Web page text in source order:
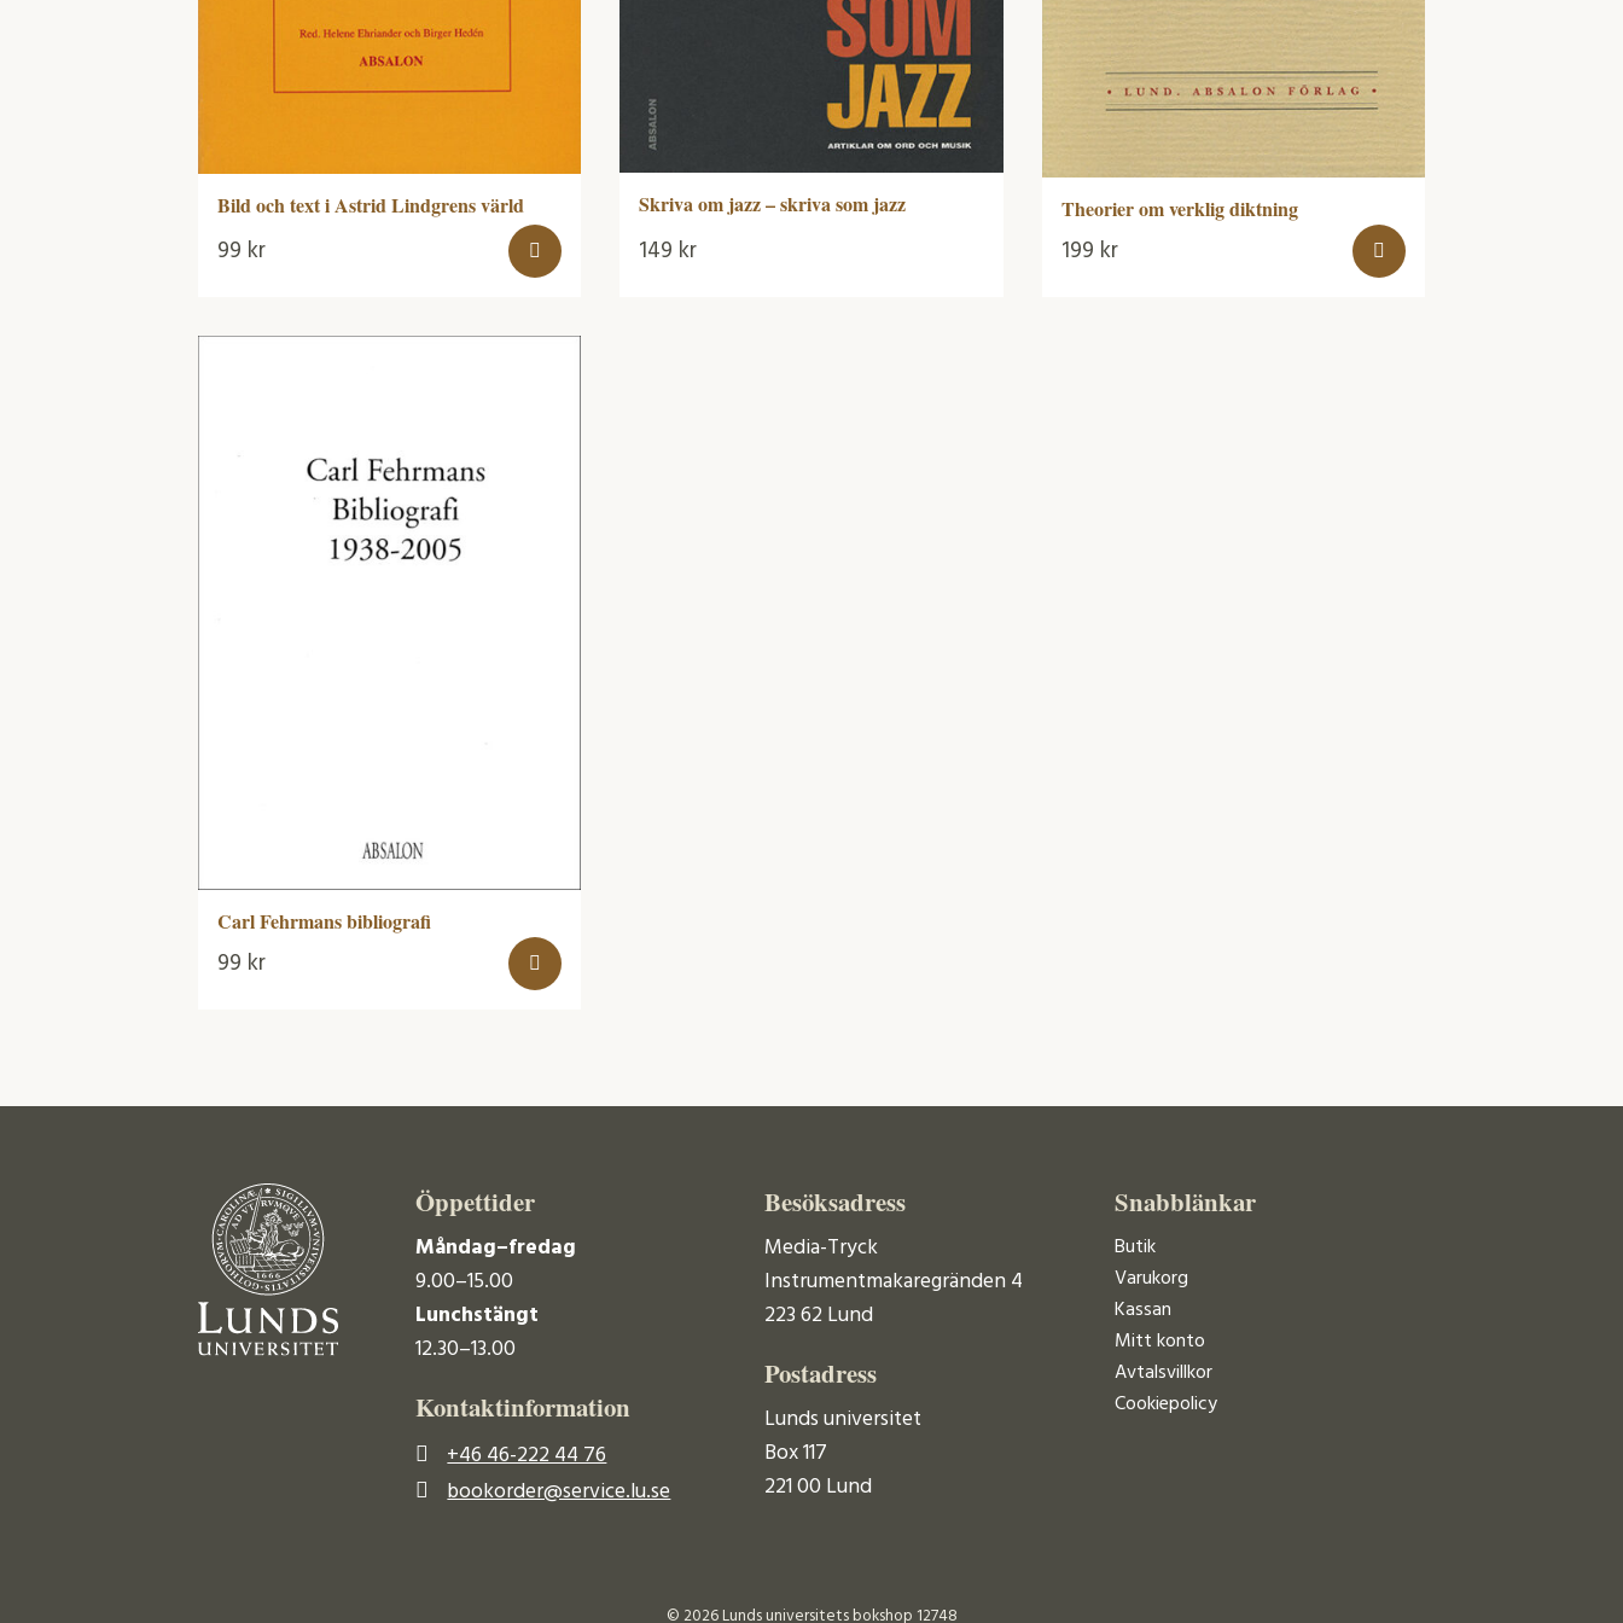
Bild och text i Astrid Lindgrens värld
99 kr
Skriva om jazz – skriva som jazz
149 kr
Theorier om verklig diktning
199 kr
Carl Fehrmans bibliografi
99 kr
Öppettider
Måndag–fredag
9.00–15.00
Lunchstängt
12.30–13.00
Kontaktinformation
+46 46-222 44 76
bookorder@service.lu.se
Besöksadress
Media-Tryck
Instrumentmakaregränden 4
223 62 Lund
Postadress
Lunds universitet
Box 117
221 00 Lund
Snabblänkar
Butik
Varukorg
Kassan
Mitt konto
Avtalsvillkor
Cookiepolicy
© 2026 Lunds universitets bokshop 12748